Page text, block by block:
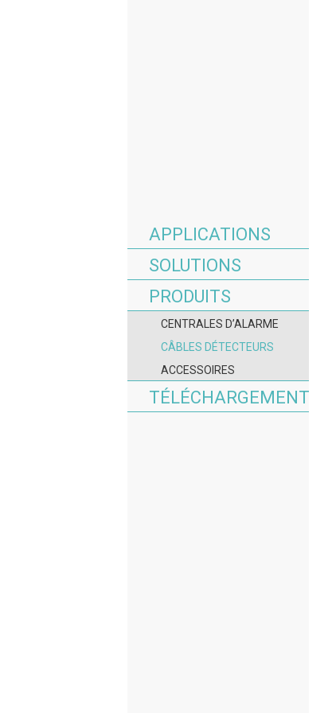
APPLICATIONS
SOLUTIONS
PRODUITS
CENTRALES D’ALARME
CÂBLES DÉTECTEURS
ACCESSOIRES
TÉLÉCHARGEMENT